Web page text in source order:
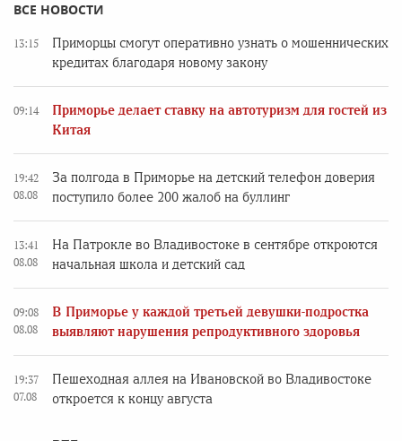
ВСЕ НОВОСТИ
13:15
Приморцы смогут оперативно узнать о мошеннических
кредитах благодаря новому закону
09:14
Приморье делает ставку на автотуризм для гостей из
Китая
19:42
08.08
За полгода в Приморье на детский телефон доверия
поступило более 200 жалоб на буллинг
13:41
08.08
На Патрокле во Владивостоке в сентябре откроются
начальная школа и детский сад
09:08
08.08
В Приморье у каждой третьей девушки-подростка
выявляют нарушения репродуктивного здоровья
19:37
07.08
Пешеходная аллея на Ивановской во Владивостоке
откроется к концу августа